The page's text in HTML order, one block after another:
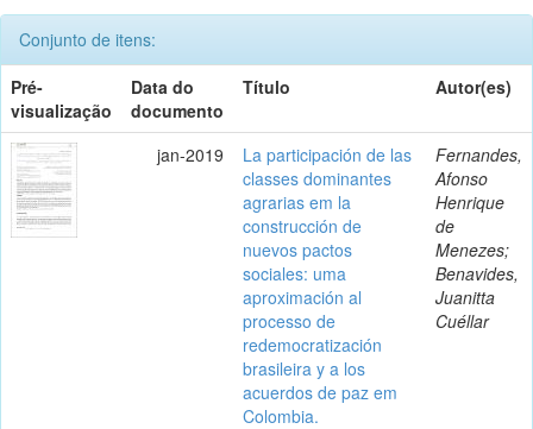
Conjunto de itens:
Pré-
visualização
Data do
documento
Título Autor(es)
jan-2019
La participación de las
classes dominantes
agrarias em la
construcción de
nuevos pactos
sociales: uma
aproximación al
processo de
redemocratización
brasileira y a los
acuerdos de paz em
Colombia.
Fernandes,
Afonso
Henrique
de
Menezes;
Benavides,
Juanitta
Cuéllar